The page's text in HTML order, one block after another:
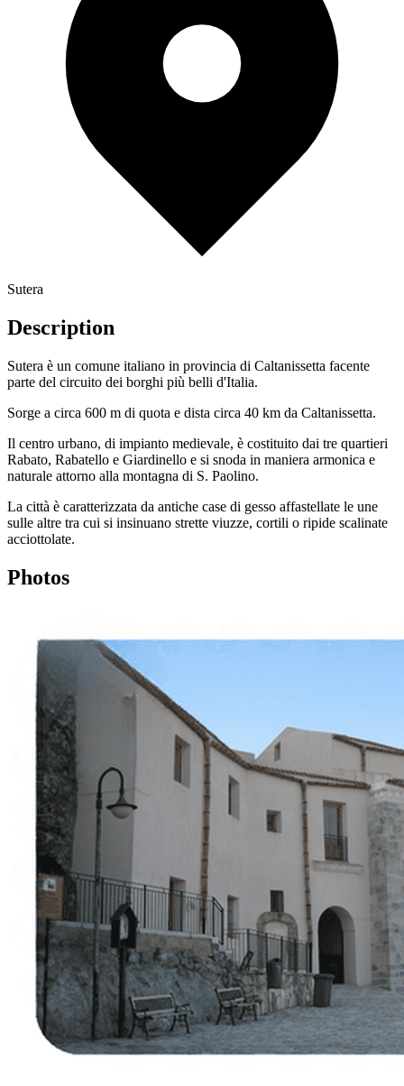
Sutera
Description
Sutera è un comune italiano in provincia di Caltanissetta facente
parte del circuito dei borghi più belli d'Italia.
Sorge a circa 600 m di quota e dista circa 40 km da Caltanissetta.
Il centro urbano, di impianto medievale, è costituito dai tre quartieri
Rabato, Rabatello e Giardinello e si snoda in maniera armonica e
naturale attorno alla montagna di S. Paolino.
La città è caratterizzata da antiche case di gesso affastellate le une
sulle altre tra cui si insinuano strette viuzze, cortili o ripide scalinate
acciottolate.
Photos